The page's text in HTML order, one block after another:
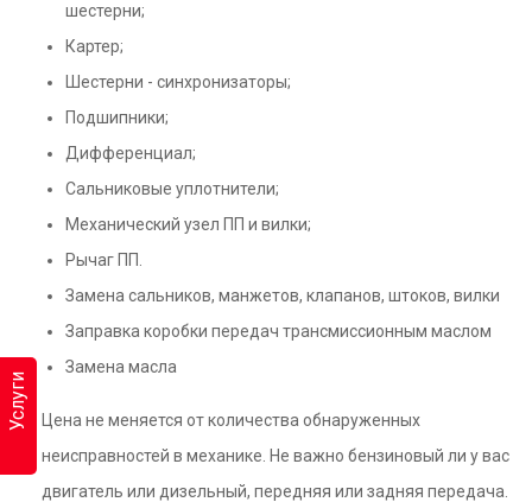
Услуги
шестерни;
Картер;
Шестерни - синхронизаторы;
Подшипники;
Дифференциал;
Сальниковые уплотнители;
Механический узел ПП и вилки;
Рычаг ПП.
Замена сальников, манжетов, клапанов, штоков, вилки
Заправка коробки передач трансмиссионным маслом
Замена масла
Цена не меняется от количества обнаруженных
неисправностей в механике. Не важно бензиновый ли у вас
двигатель или дизельный, передняя или задняя передача.